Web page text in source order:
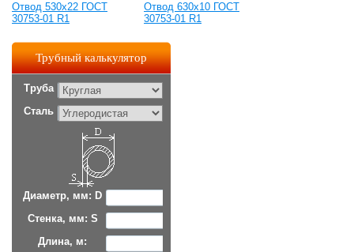
Отвод 530x22 ГОСТ
30753-01 R1
Отвод 630х10 ГОСТ
30753-01 R1
Трубный калькулятор
Труба
Сталь
Диаметр, мм: D
Стенка, мм: S
Длина, м: